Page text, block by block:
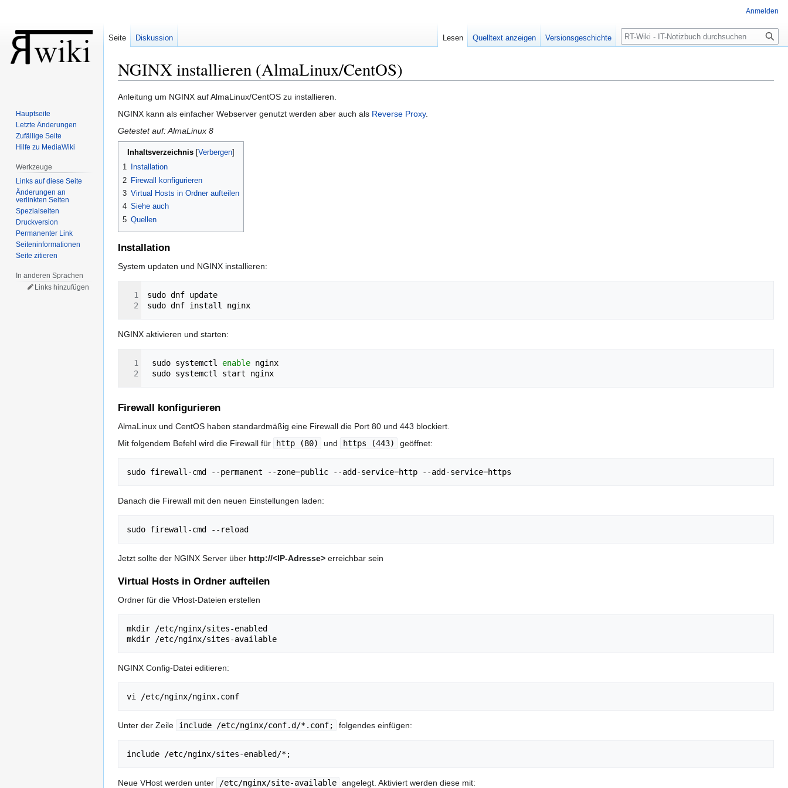
NGINX installieren (AlmaLinux/CentOS)
Zur
Navigation
Zur
Suche
Anleitung um NGINX auf AlmaLinux/CentOS zu installieren.
NGINX kann als einfacher Webserver genutzt werden aber auch als Reverse Proxy.
Getestet auf: AlmaLinux 8
Inhaltsverzeichnis
1
Installation
2 Firewall konfigurieren
3 Virtual Hosts in Ordner aufteilen
4 Siehe auch
5 Quellen
Installation
System updaten und NGINX installieren:
NGINX aktivieren und starten:
sudo systemctl enable
Firewall konfigurieren
AlmaLinux und CentOS haben standardmäßig eine Firewall die Port 80 und 443 blockiert.
Mit folgendem Befehl wird die Firewall für
http (80) und https (443) geöffnet:
sudo firewall-cmd --permanent --zone=public --add-service=http --add-service=
Danach die Firewall mit den neuen Einstellungen laden:
Jetzt sollte der NGINX Server über http://<IP-Adresse> erreichbar sein
Virtual Hosts in Ordner aufteilen
Ordner für die VHost-Dateien erstellen
mkdir /etc/nginx/sites-enabled
NGINX Config-Datei editieren:
Unter der Zeile include /etc/nginx/conf.d/*.conf; folgendes einfügen:
include /etc/nginx/sites-enabled/*;
Neue VHost werden unter /etc/nginx/site-available angelegt. Aktiviert werden diese mit:
Anmelden
Seite Diskussion Lesen Quelltext anzeigen Versionsgeschichte Suche
Hauptseite
Letzte Änderungen
Zufällige Seite
Hilfe zu MediaWiki
Werkzeuge
Links auf diese Seite
Änderungen an
verlinkten Seiten
Spezialseiten
Druckversion
Permanenter Link
Seiten­informationen
Seite zitieren
In anderen Sprachen
Links hinzufügen